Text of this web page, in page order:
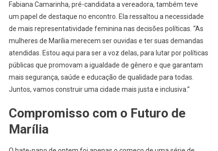
Fabiana Camarinha, pré-candidata a vereadora, também teve
um papel de destaque no encontro. Ela ressaltou a necessidade
de mais representatividade feminina nas decisões políticas. “As
mulheres de Marília merecem ser ouvidas e ter suas demandas
atendidas. Estou aqui para ser a voz delas, para lutar por políticas
públicas que promovam a igualdade de gênero e que garantam
mais segurança, saúde e educação de qualidade para todas.
Juntos, vamos construir uma cidade mais justa e inclusiva.”
Compromisso com o Futuro de
Marília